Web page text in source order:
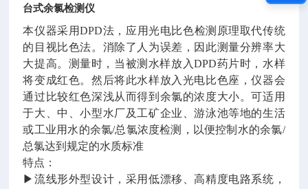
台式余氯检测仪
本仪器采用DPD法，应用光电比色检测原理取代传统
的目视比色法。消除了人为误差，因此测量分辨率大
大提高。测量时，当被测水样放入DPD药片时，水样
将变成红色。然后将此水样放入光电比色座，仪器会
通过比较红色深浅从而得到余氯的浓度大小。可适用
于大、中、小型水厂及工矿企业、游泳池等地的生活
或工业用水的余氯/总氯浓度检测，以便控制水的余氯/
总氯达到规定的水质标准
特点：
▶流线形外型设计，采用低漂移、高精度电路系统，